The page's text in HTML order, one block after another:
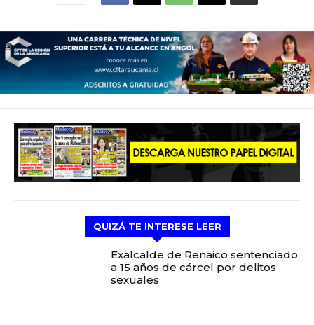
QUIZÁ TE INTERESE LEER
Exalcalde de Renaico sentenciado
a 15 años de cárcel por delitos
sexuales